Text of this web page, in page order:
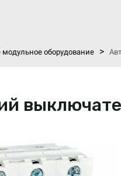
оборудование >